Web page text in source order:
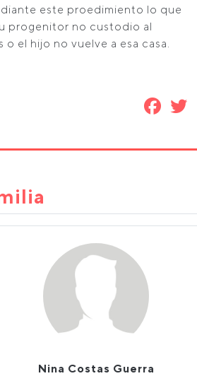
este proedimiento lo que
progenitor no custodio al
el hijo no vuelve a esa casa.
Nina Costas Guerra